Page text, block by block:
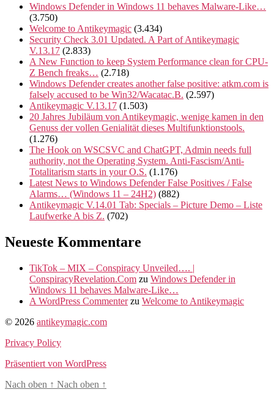
Windows Defender in Windows 11 behaves Malware-Like…
(3.750)
Welcome to Antikeymagic (3.434)
Security Check 3.01 Updated. A Part of Antikeymagic
V.13.17 (2.833)
A New Function to keep System Performance clean for CPU-
Z Bench freaks… (2.718)
Windows Defender creates another false positive: atkm.com is
falsely accused to be Win32/Wacatac.B. (2.597)
Antikeymagic V.13.17 (1.503)
20 Jahres Jubiläum von Antikeymagic, wenige kamen in den
Genuss der vollen Genialität dieses Multifunktionstools.
(1.276)
The Hook on WSCSVC and ChatGPT, Admin needs full
authority, not the Operating System. Anti-Fascism/Anti-
Totalitarism starts in your O.S. (1.176)
Latest News to Windows Defender False Positives / False
Alarms… (Windows 11 – 24H2) (882)
Antikeymagic V.14.01 Tab: Specials – Picture Demo – Liste
Laufwerke A bis Z. (702)
Neueste Kommentare
TikTok – MIX – Conspiracy Unveiled…. |
ConspiracyRevelation.Com zu Windows Defender in
Windows 11 behaves Malware-Like…
A WordPress Commenterzu Welcome to Antikeymagic
© 2026 antikeymagic.com
Privacy Policy
Präsentiert von WordPress
Nach oben ↑ Nach oben ↑